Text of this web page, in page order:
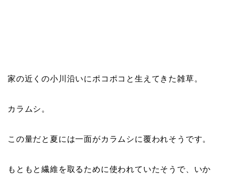
家の近くの小川沿いにポコポコと生えてきた雑草。
カラムシ。
この量だと夏には一面がカラムシに覆われそうです。
もともと繊維を取るために使われていたそうで、いか